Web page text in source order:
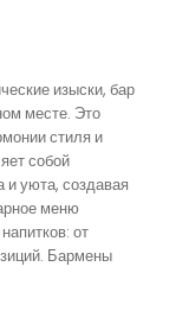
изыски, бар
месте. Это
стиля и
собой
и уюта, создавая
меню
от
Бармены